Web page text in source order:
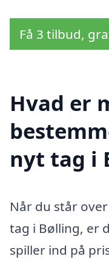
Få 3 tilbud,
Hvad er
nyt tag i
Når du står
tag i Bølling, er
spiller ind på